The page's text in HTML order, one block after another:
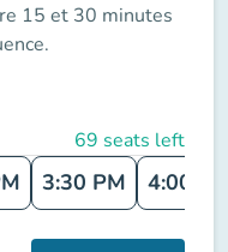
15 et 30 minutes
69 seats left
3:30 PM 4:00